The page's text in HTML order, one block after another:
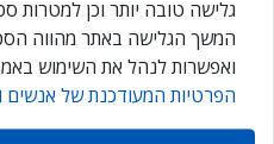
Our Events
אנשים ומחשבים © 2026 – כל הזכויות שמורות
גלישה טובה יותר וכן למטרות
המשך הגלישה באתר מהווה
ואפשרות לנהל את השימוש
הפרטיות המעודכנת של אנשים